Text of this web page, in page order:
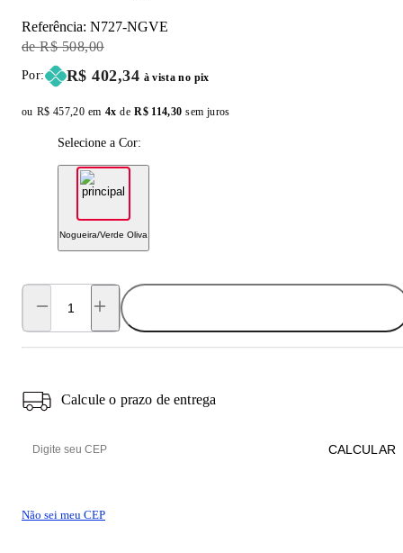
Referência: N727-NGVE
Original Price:
R$ 508,00
Por: Price:
R$ 402,34 à vista no pix
ou Original price:
R$ 457,20 em 4x de Installment price:
R$ 114,30 sem juros
Selecione a Cor:
Nogueira/Verde Oliva
Calcule o prazo de entrega
Não sei meu CEP
CALCULAR